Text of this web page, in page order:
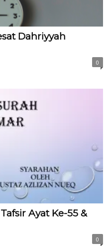
Dahriyyah
0
Ayat Ke-55 &
0